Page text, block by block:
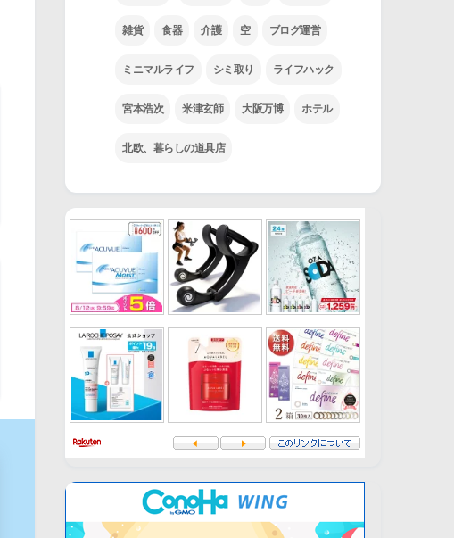
雑貨 食器 介護 空 ブログ運営
ミニマルライフ シミ取り ライフハック
宮本浩次 米津玄師 大阪万博 ホテル
北欧、暮らしの道具店